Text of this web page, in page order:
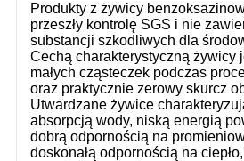
Produkty z żywicy
przeszły kontrolę SGS i nie
substancji szkodliwych dla
Cechą charakterystyczną żywicy
małych cząsteczek podczas
oraz praktycznie zerowy skurcz
Utwardzane żywice
absorpcją wody, niską energią
dobrą odpornością na
doskonałą odpornością na